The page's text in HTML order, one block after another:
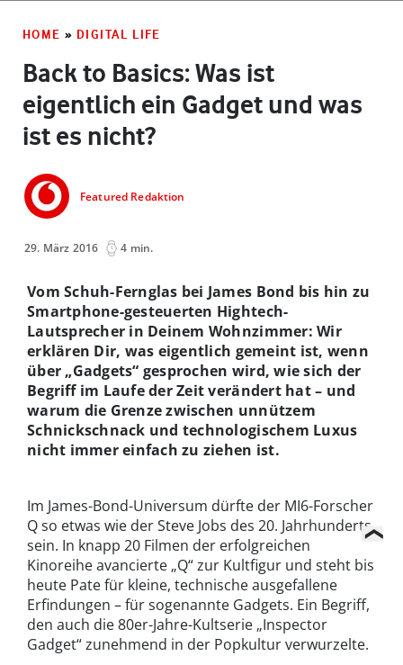
HOME » DIGITAL LIFE
Back to Basics: Was ist
eigentlich ein Gadget und was
ist es nicht?
Featured Redaktion
29. März 2016 4 min.
Vom Schuh-Fernglas bei James Bond bis hin zu
Smartphone-gesteuerten Hightech-
Lautsprecher in Deinem Wohnzimmer: Wir
erklären Dir, was eigentlich gemeint ist, wenn
über „Gadgets“ gesprochen wird, wie sich der
Begriff im Laufe der Zeit verändert hat – und
warum die Grenze zwischen unnützem
Schnickschnack und technologischem Luxus
nicht immer einfach zu ziehen ist.
Im James-Bond-Universum dürfte der MI6-Forscher
Q so etwas wie der Steve Jobs des 20. Jahrhunderts
sein. In knapp 20 Filmen der erfolgreichen
Kinoreihe avancierte „Q“ zur Kultfigur und steht bis
heute Pate für kleine, technische ausgefallene
Erfindungen – für sogenannte Gadgets. Ein Begriff,
den auch die 80er-Jahre-Kultserie „Inspector
Gadget“ zunehmend in der Popkultur verwurzelte.